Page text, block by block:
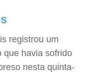
registrou um
que havia sofrido
nesta quinta-